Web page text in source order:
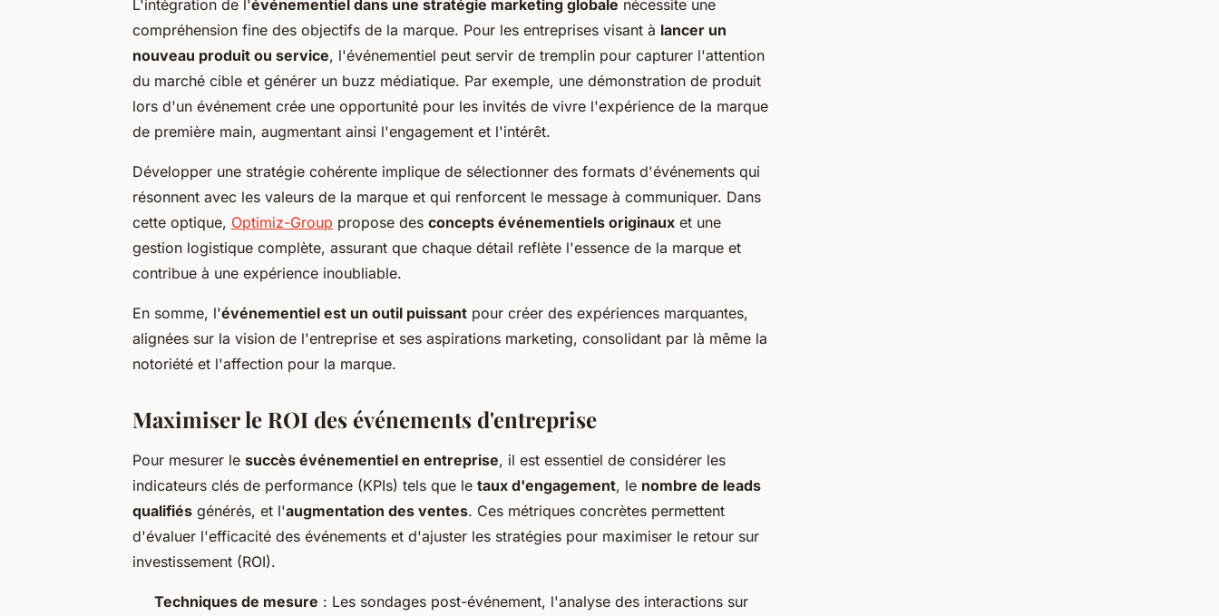
L'intégration de l'événementiel dans une stratégie marketing globale nécessite une
compréhension fine des objectifs de la marque. Pour les entreprises visant à lancer un
nouveau produit ou service, l'événementiel peut servir de tremplin pour capturer l'attention
du marché cible et générer un buzz médiatique. Par exemple, une démonstration de produit
lors d'un événement crée une opportunité pour les invités de vivre l'expérience de la marque
de première main, augmentant ainsi l'engagement et l'intérêt.
Développer une stratégie cohérente implique de sélectionner des formats d'événements qui
résonnent avec les valeurs de la marque et qui renforcent le message à communiquer. Dans
cette optique, Optimiz-Group propose des concepts événementiels originaux et une
gestion logistique complète, assurant que chaque détail reflète l'essence de la marque et
contribue à une expérience inoubliable.
En somme, l'événementiel est un outil puissant pour créer des expériences marquantes,
alignées sur la vision de l'entreprise et ses aspirations marketing, consolidant par là même la
notoriété et l'affection pour la marque.
Maximiser le ROI des événements d'entreprise
Pour mesurer le succès événementiel en entreprise, il est essentiel de considérer les
indicateurs clés de performance (KPIs) tels que le taux d'engagement, le nombre de leads
qualifiés générés, et l'augmentation des ventes. Ces métriques concrètes permettent
d'évaluer l'efficacité des événements et d'ajuster les stratégies pour maximiser le retour sur
investissement (ROI).
Techniques de mesure : Les sondages post-événement, l'analyse des interactions sur